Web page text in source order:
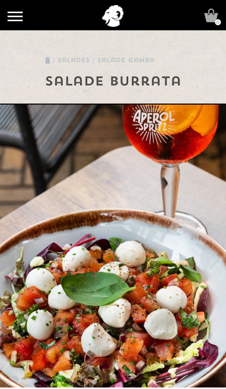
0
/ salades / salade gamba
Salade Burrata